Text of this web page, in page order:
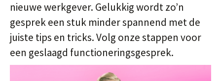
nieuwe werkgever. Gelukkig wordt zo’n
gesprek een stuk minder spannend met de
juiste tips en tricks. Volg onze stappen voor
een geslaagd functioneringsgesprek.